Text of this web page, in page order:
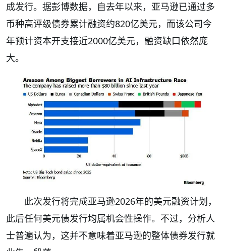
成发行。据彭博数据，自去年以来，亚马逊已通过多
币种高评级债券累计融资约820亿美元，而该公司今
年预计资本开支接近2000亿美元，融资缺口依然庞
大。
此次发行将完成亚马逊2026年的美元融资计划，
此后任何美元债发行均属机会性操作。不过，分析人
士普遍认为，这并不意味着亚马逊的整体债券发行就